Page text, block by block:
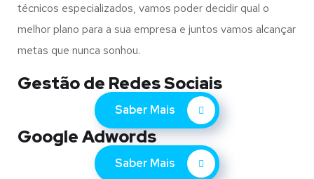
técnicos especializados, vamos poder decidir qual o
melhor plano para a sua empresa e juntos vamos alcançar
metas que nunca sonhou.
Gestão de Redes Sociais
Saber Mais
Google Adwords
Saber Mais